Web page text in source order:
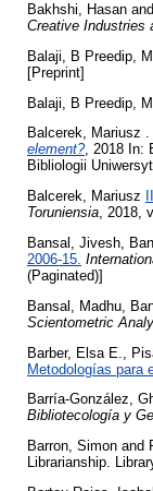
Bakhshi, Hasan and
Creative Industries
Balaji, B Preedip
[Preprint]
Balaji, B Preedip
Balcerek, Mariusz .
element?, 2018 In:
Bibliologii
Balcerek, Mariusz
Toruniensia, 2018,
Bansal, Jivesh,
2006-15.
(Paginated)]
Bansal, Madhu
Scientometric
Barber, Elsa E.
Metodologías para
Barría-González,
Bibliotecología y
Barron, Simon and
Librarianship.